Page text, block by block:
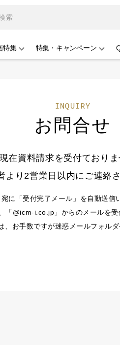
特集 特集・キャンペーン
INQUIRY
お問合せ
現在資料請求を受付ておりま
より2営業日以内にご連絡
に「受付完了メール」を自動送信
「@icm-i.co.jp」からのメールを
お手数ですが迷惑メールフォル